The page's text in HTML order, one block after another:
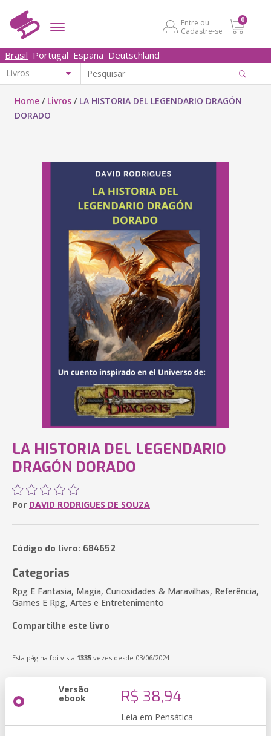
Entre ou
Cadastre-se
0
Brasil Portugal España Deutschland
Home / Livros / LA HISTORIA DEL LEGENDARIO DRAGÓN
DORADO
LA HISTORIA DEL LEGENDARIO
DRAGÓN DORADO
Por DAVID RODRIGUES DE SOUZA
Código do livro: 684652
Categorias
Rpg E Fantasia, Magia, Curiosidades & Maravilhas, Referência,
Games E Rpg, Artes e Entretenimento
Compartilhe este livro
Esta página foi vista 1335 vezes desde 03/06/2024
Versão
ebook R$ 38,94
Leia em Pensática